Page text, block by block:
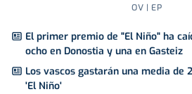
OV | EP
El primer premio de "El Niño" ha
ocho en Donostia y una en Gasteiz
Los vascos gastarán una media de
'El Niño'